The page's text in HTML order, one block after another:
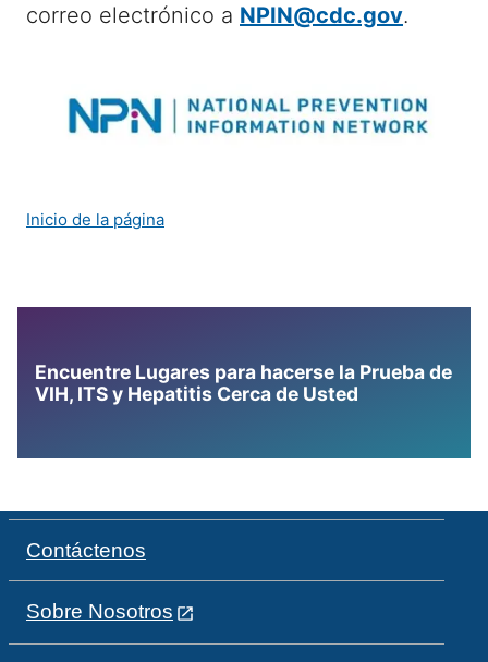
correo electrónico a NPIN@cdc.gov.
Inicio de la página
Encuentre Lugares para hacerse la Prueba de
VIH, ITS y Hepatitis Cerca de Usted
Contáctenos
Sobre Nosotros